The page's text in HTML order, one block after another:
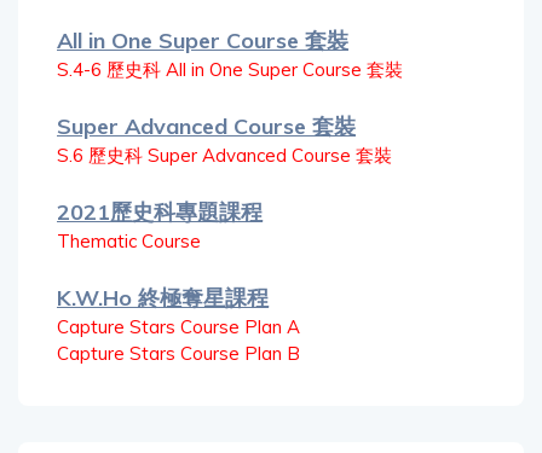
All in One Super Course 套裝
S.4-6 歷史科 All in One Super Course 套裝
Super Advanced Course 套裝
S.6 歷史科 Super Advanced Course 套裝
2021歷史科專題課程
Thematic Course
K.W.Ho 終極奪星課程
Capture Stars Course Plan A
Capture Stars Course Plan B